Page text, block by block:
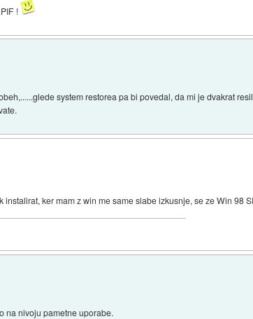
!
system restorea pa bi povedal, da mi je dvakrat
instalirat, ker mam z win me same slabe izkusnje, se ze Win 98
na nivoju pametne uporabe.